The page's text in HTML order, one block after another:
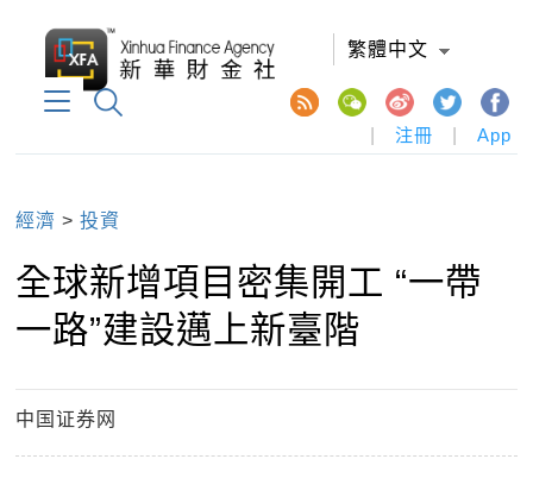
繁體中文
注冊 App
經濟 >投資
全球新增項目密集開工 “一帶
一路”建設邁上新臺階
中国证券网